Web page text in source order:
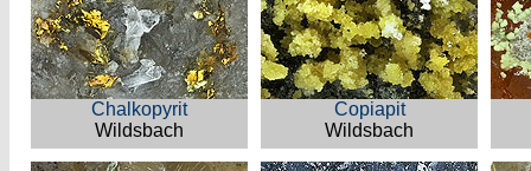
Chalkopyrit
Wildsbach
Copiapit
Wildsbach